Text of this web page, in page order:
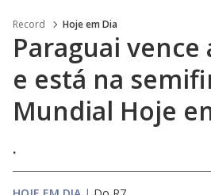
Record Hoje em Dia
Paraguai vence
e está na
Mundial Hoje
.